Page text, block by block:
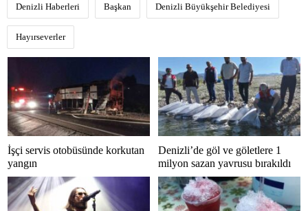
Denizli Haberleri Başkan Denizli Büyükşehir Belediyesi
Hayırseverler
İşçi servis otobüsünde korkutan
yangın
Denizli’de göl ve göletlere 1
milyon sazan yavrusu bırakıldı